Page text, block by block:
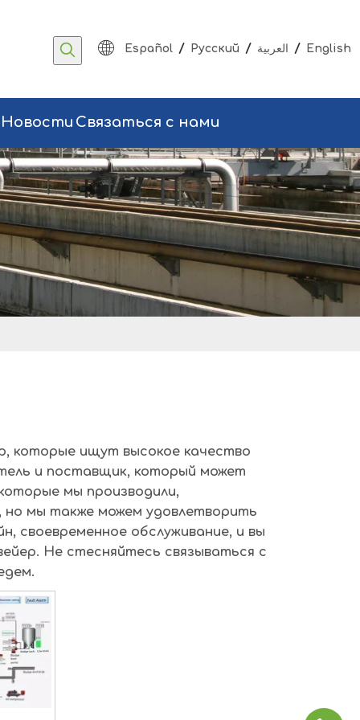
Español / Pусский / العربية / English
Новости Связаться с нами
, которые ищут высокое качество
и поставщик, который может
мы производили,
мы также можем удовлетворить
своевременное обслуживание, и вы
. Не стесняйтесь связываться с